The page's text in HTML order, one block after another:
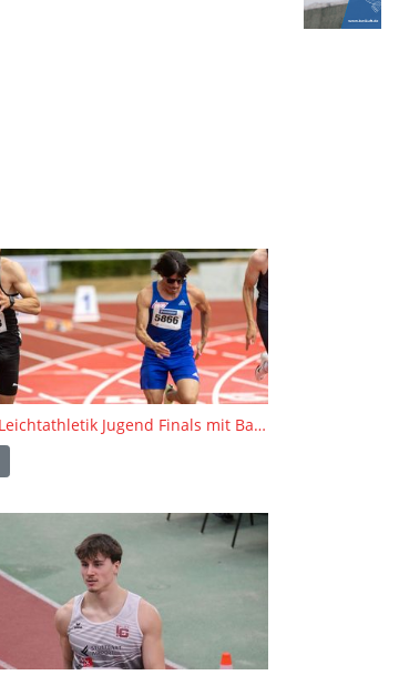
Vorbericht: BW Leichtathletik Jugend Finals mit Badischen Para-Meisterschaften